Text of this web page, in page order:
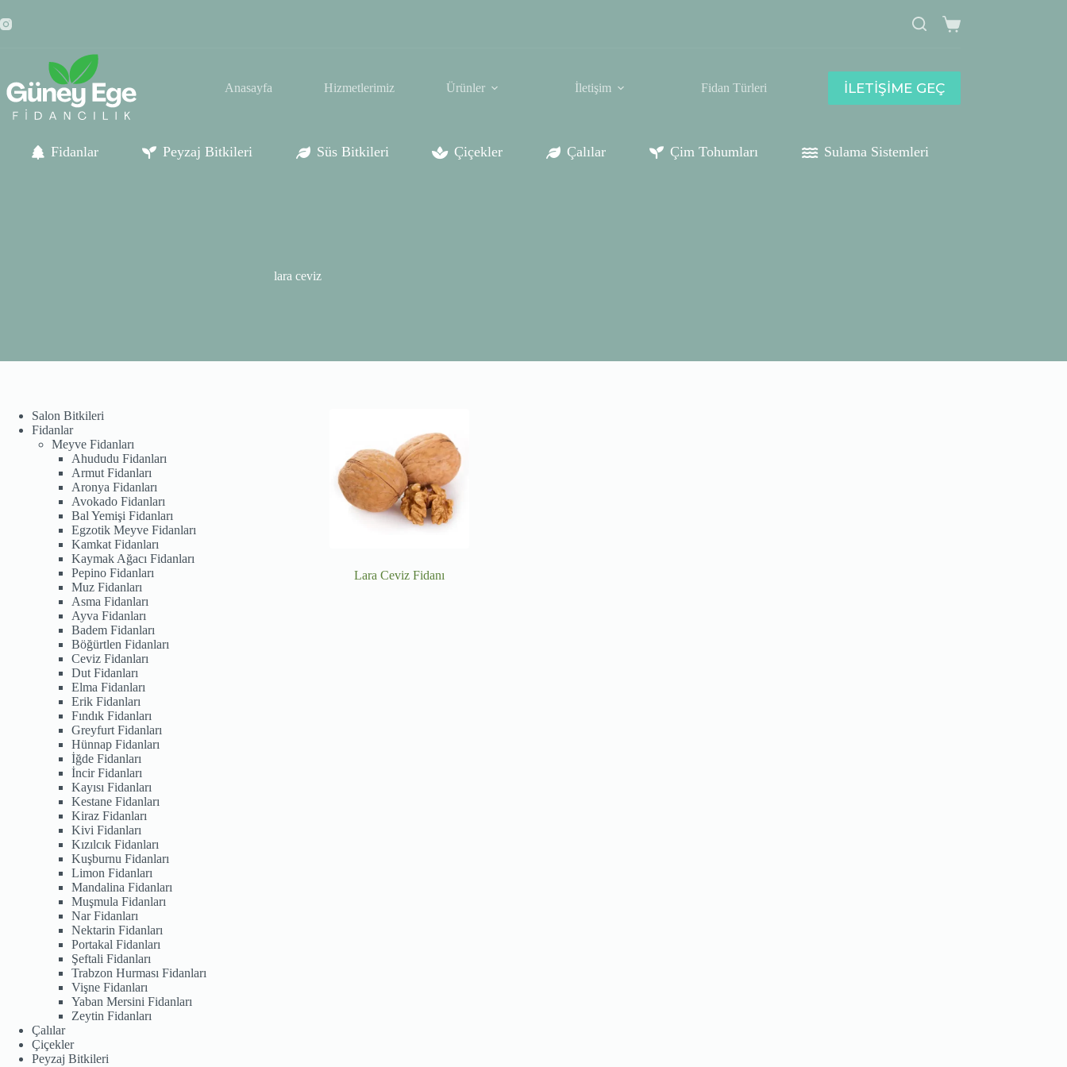
to
content
Shopping
Anasayfa Hizmetlerimiz Ürünler İletişim Fidan Türleri İLETİŞİME GEÇ
Fidanlar Peyzaj Bitkileri Süs Bitkileri Çiçekler Çalılar Çim Tohumları Sulama Sistemleri
lara ceviz
Lara Ceviz Fidanı
Salon Bitkileri
Fidanlar
Meyve Fidanları
Ahududu Fidanları
Armut Fidanları
Aronya Fidanları
Avokado Fidanları
Bal Yemişi Fidanları
Egzotik Meyve Fidanları
Kamkat Fidanları
Kaymak Ağacı Fidanları
Pepino Fidanları
Muz Fidanları
Asma Fidanları
Ayva Fidanları
Badem Fidanları
Böğürtlen Fidanları
Ceviz Fidanları
Dut Fidanları
Elma Fidanları
Erik Fidanları
Fındık Fidanları
Greyfurt Fidanları
Hünnap Fidanları
İğde Fidanları
İncir Fidanları
Kayısı Fidanları
Kestane Fidanları
Kiraz Fidanları
Kivi Fidanları
Kızılcık Fidanları
Kuşburnu Fidanları
Limon Fidanları
Mandalina Fidanları
Muşmula Fidanları
Nar Fidanları
Nektarin Fidanları
Portakal Fidanları
Şeftali Fidanları
Trabzon Hurması Fidanları
Vişne Fidanları
Yaban Mersini Fidanları
Zeytin Fidanları
Çalılar
Çiçekler
Peyzaj Bitkileri